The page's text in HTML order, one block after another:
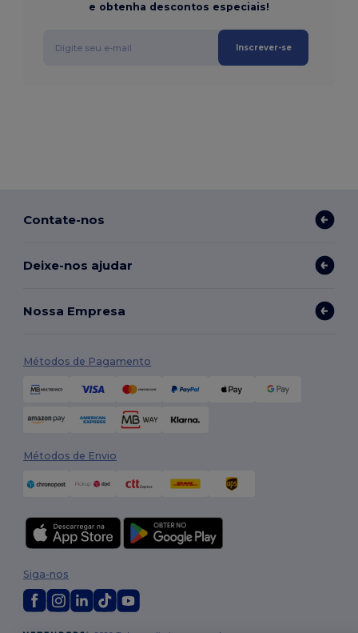
e obtenha descontos especiais!
Inscrever-se
Contate-nos
Deixe-nos ajudar
Nossa Empresa
Métodos de Pagamento
Métodos de Envio
Siga-nos